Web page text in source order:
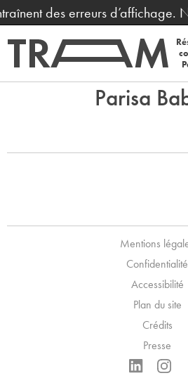
des erreurs
Parisa
Mentions
Confidentialité
Accessibilité
Plan du site
Crédits
Presse